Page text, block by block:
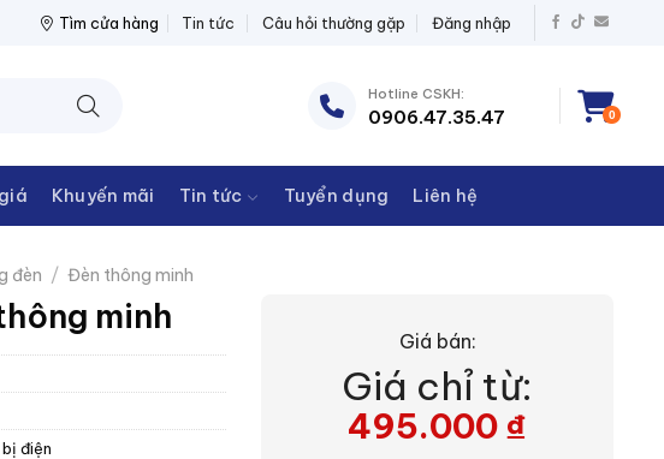
NPP THIẾT BỊ ĐIỆN THANH CHÂU
Tìm cửa hàng Tin tức Câu hỏi thường gặp Đăng nhập
Hotline CSKH:
0906.47.35.47 0
Khuyến mãi Tin tức Tuyển dụng Liên hệ
đèn / Đèn thông minh
minh
điện
Giá bán:
Giá chỉ từ:
495.000 ₫